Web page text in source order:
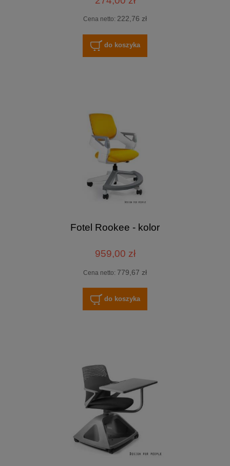
Cena netto: 222,76 zł
do koszyka
Fotel Rookee - kolor
959,00 zł
Cena netto: 779,67 zł
do koszyka